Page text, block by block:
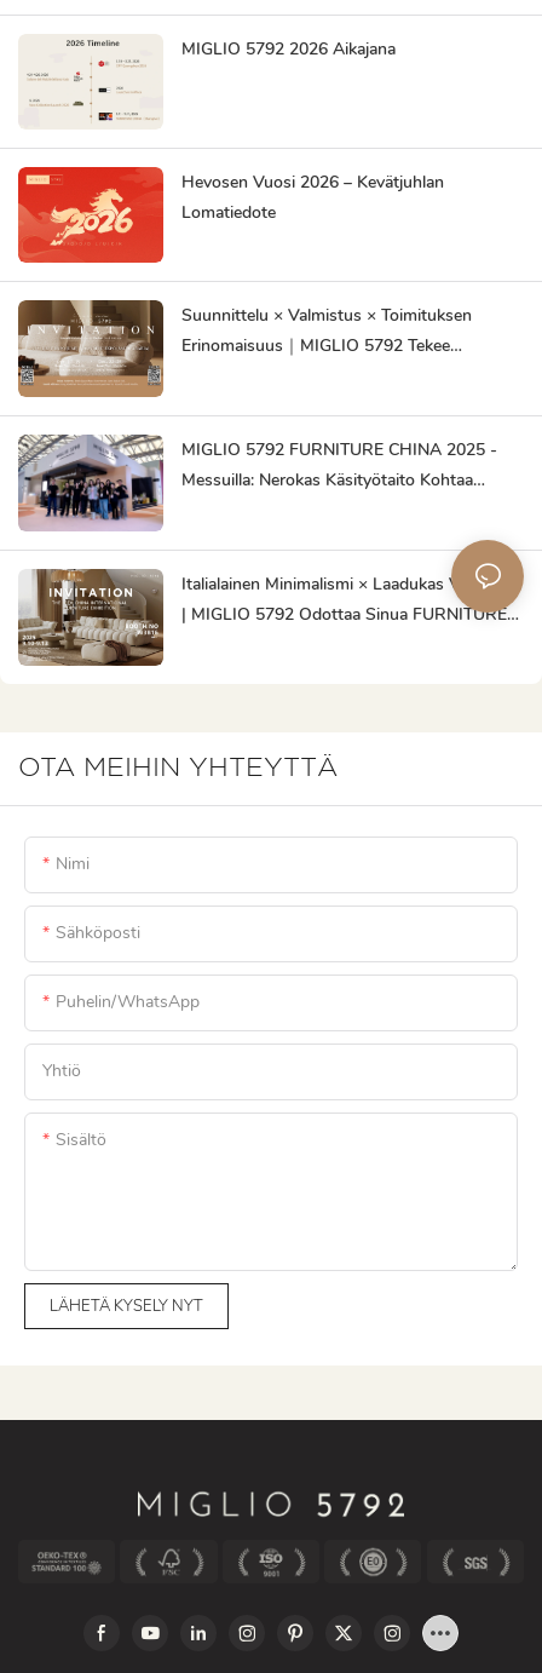
MIGLIO 5792 2026 Aikajana
Hevosen Vuosi 2026 – Kevätjuhlan
Lomatiedote
Suunnittelu × Valmistus × Toimituksen
Erinomaisuus｜MIGLIO 5792 Tekee
MIGLIO 5792 FURNITURE CHINA 2025 -
Messuilla: Nerokas Käsityötaito Kohtaa
Italialainen Minimalismi × Laadukas Valmistus
| MIGLIO 5792 Odottaa Sinua FURNITURE
OTA MEIHIN YHTEYTTÄ
Nimi
Sähköposti
Puhelin/WhatsApp
Yhtiö
Sisältö
LÄHETÄ KYSELY NYT